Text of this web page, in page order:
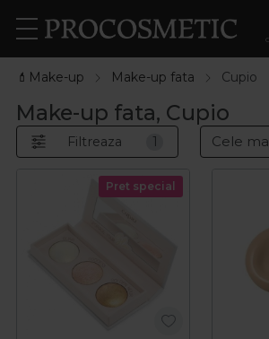
💄Make-up Make-up fata Cupio
Make-up fata, Cupio
Filtreaza 1
Pret special